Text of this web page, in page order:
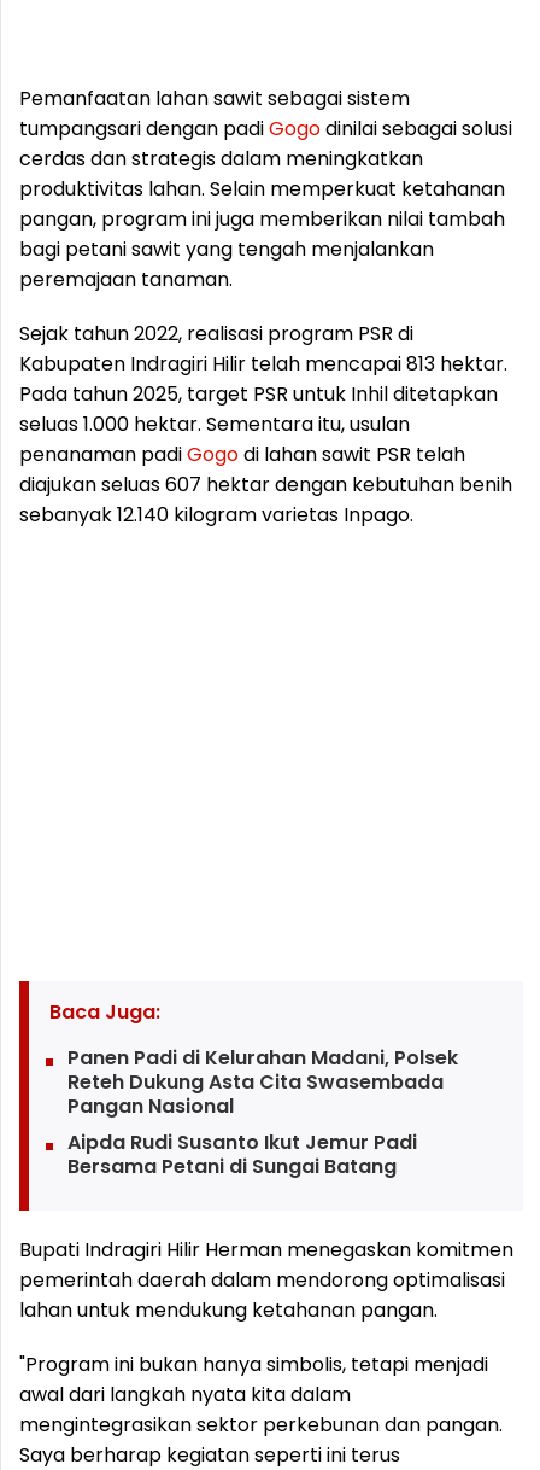
Pemanfaatan lahan sawit sebagai sistem
tumpangsari dengan padiGogodinilai sebagai solusi
cerdas dan strategis dalam meningkatkan
produktivitas lahan. Selain memperkuat ketahanan
pangan, program ini juga memberikan nilai tambah
bagi petani sawit yang tengah menjalankan
peremajaan tanaman.
Sejak tahun 2022, realisasi program PSR di
Kabupaten Indragiri Hilir telah mencapai 813 hektar.
Pada tahun 2025, target PSR untuk Inhil ditetapkan
seluas 1.000 hektar. Sementara itu, usulan
penanaman padiGogodi lahan sawit PSR telah
diajukan seluas 607 hektar dengan kebutuhan benih
sebanyak 12.140 kilogram varietas Inpago.
Baca Juga:
Panen Padi di Kelurahan Madani, Polsek
Reteh Dukung Asta Cita Swasembada
Pangan Nasional
Aipda Rudi Susanto Ikut Jemur Padi
Bersama Petani di Sungai Batang
Bupati Indragiri Hilir Herman menegaskan komitmen
pemerintah daerah dalam mendorong optimalisasi
lahan untuk mendukung ketahanan pangan.
"Program ini bukan hanya simbolis, tetapi menjadi
awal dari langkah nyata kita dalam
mengintegrasikan sektor perkebunan dan pangan.
Saya berharap kegiatan seperti ini terus